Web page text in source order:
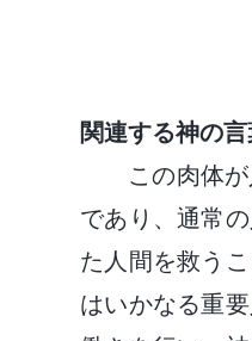
関連する神の
この肉体
であり、通常
た人間を救う
はいかなる重